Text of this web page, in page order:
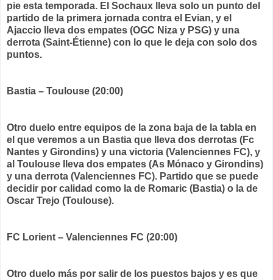
pie esta temporada. El Sochaux lleva solo un punto del
partido de la primera jornada contra el Evian, y el
Ajaccio lleva dos empates (OGC Niza y PSG) y una
derrota (Saint-Étienne) con lo que le deja con solo dos
puntos.
Bastia – Toulouse (20:00)
Otro duelo entre equipos de la zona baja de la tabla en
el que veremos a un Bastia que lleva dos derrotas (Fc
Nantes y Girondins) y una victoria (Valenciennes FC), y
al Toulouse lleva dos empates (As Mónaco y Girondins)
y una derrota (Valenciennes FC). Partido que se puede
decidir por calidad como la de Romaric (Bastia) o la de
Oscar Trejo (Toulouse).
FC Lorient – Valenciennes FC (20:00)
Otro duelo más por salir de los puestos bajos y es que